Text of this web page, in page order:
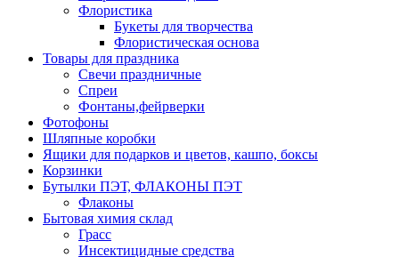
Флористика
Букеты для творчества
Флористическая основа
Товары для праздника
Свечи праздничные
Спреи
Фонтаны,фейрверки
Фотофоны
Шляпные коробки
Ящики для подарков и цветов, кашпо, боксы
Корзинки
Бутылки ПЭТ, ФЛАКОНЫ ПЭТ
Флаконы
Бытовая химия склад
Грасс
Инсектицидные средства